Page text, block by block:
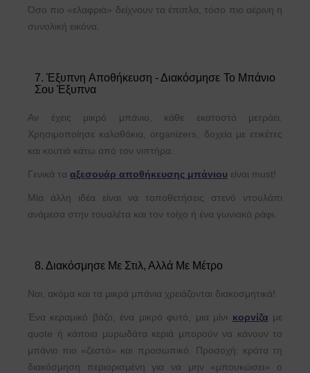
Όσο πιο «ελαφριά» δείχνουν τα έπιπλα, τόσο πιο αέρινη η
συνολική εικόνα.
7. Έξυπνη Αποθήκευση - Διακόσμησε Το Μπάνιο
Σου Έξυπνα
Αν έχεις μικρό μπάνιο, κάθε εκατοστό μετράει.
Χρησιμοποίησε καλαθάκια, organizers, δοχεία με ετικέτες
και κουτιά κάτω από τον νιπτήρα.
Γενικά τα αξεσουάρ αποθήκευσης μπάνιου είναι must!
Mία άλλη ιδέα είναι να τοποθετήσεις στενό ντουλάπι
ανάμεσα στην τουαλέτα και τον τοίχο ή ένα γωνιακό ράφι.
8. Διακόσμησε Με Στιλ, Αλλά Με Mέτρο
Ναι, ακόμα και τα μικρά μπάνια χρειάζονται διακοσμητικά!
Ένα κεραμικό βάζο, ένα μικρό φυτό, μια μίνι κορνίζα με
quote ή κάποια μυρωδάτα κεριά μπορούν να κάνουν το
μπάνιο πιο «ζεστό» και προσωπικό. Προσοχή: κράτα τη
διακόσμηση περιορισμένη για να μην «μπουκώσει» ο